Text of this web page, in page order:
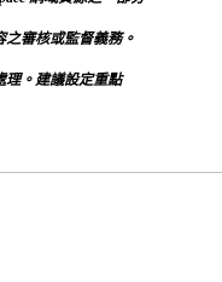
審核或監督義務。
理。建議設定重點